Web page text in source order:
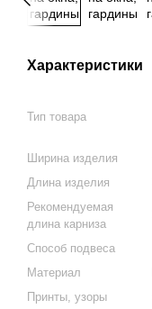
Характеристики
Тип товара
Ширина изделия
Длина изделия
Рекомендуемая
длина карниза
Способ подвеса
Материал
Принты, узоры